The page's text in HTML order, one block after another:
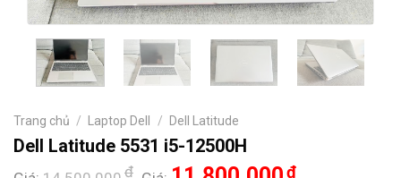
Trang chủ / Laptop Dell / Dell Latitude
Dell Latitude 5531 i5-12500H
₫ ₫